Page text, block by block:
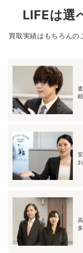
LIFEは選
買取実績はもちろんの